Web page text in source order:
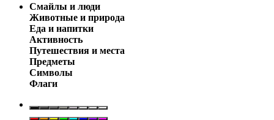
Смайлы и люди
Животные и природа
Еда и напитки
Активность
Путешествия и места
Предметы
Символы
Флаги